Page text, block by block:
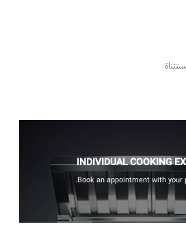
INDIVIDUAL COOKING
Book an appointment with your